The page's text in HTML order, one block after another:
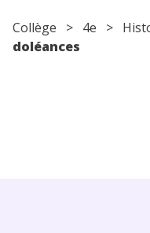
Collège > 4e >
doléances